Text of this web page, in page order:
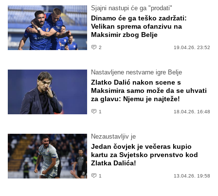
Sjajni nastupi će ga "prodati"
Dinamo će ga teško zadržati:
Velikan sprema ofanzivu na
Maksimir zbog Belje
2 19.04.26. 23:52
Nastavljene nestvarne igre Belje
Zlatko Dalić nakon scene s
Maksimira samo može da se uhvati
za glavu: Njemu je najteže!
1 18.04.26. 16:48
Nezaustavljiv je
Jedan čovjek je večeras kupio
kartu za Svjetsko prvenstvo kod
Zlatka Dalića!
1 13.04.26. 19:58